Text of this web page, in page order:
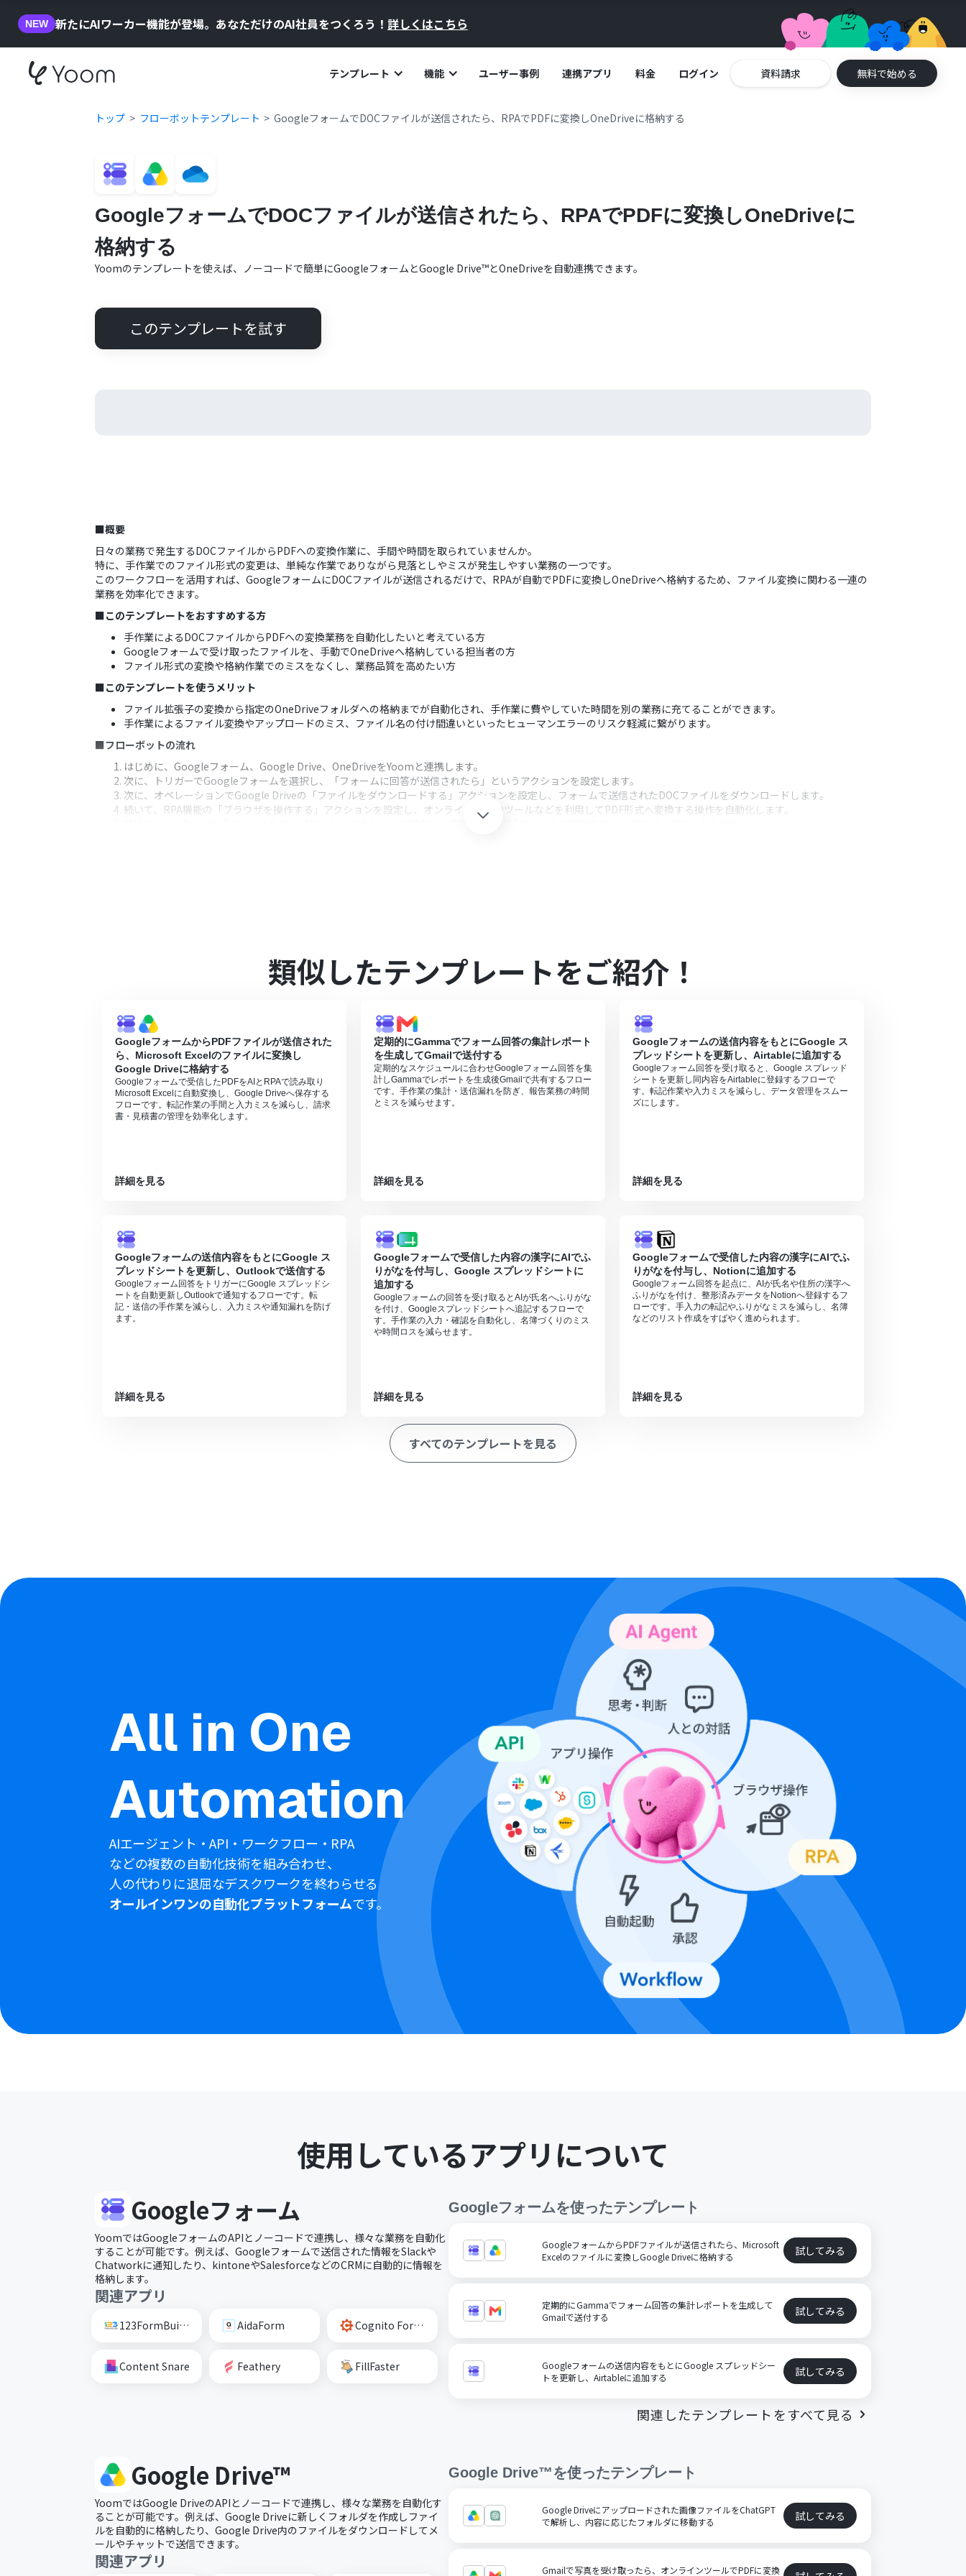
NEW 新たにAIワーカー機能が登場。あなただけのAI社員をつくろう！ 詳しくはこちら
テンプレート 機能 ユーザー事例 連携アプリ 料金 ログイン 資料請求 無料で始める
トップ フローボットテンプレート GoogleフォームでDOCファイルが送信されたら、RPAでPDFに変換しOneDriveに格納する
GoogleフォームでDOCファイルが送信されたら、RPAでPDFに変換しOneDriveに
格納する
Yoomのテンプレートを使えば、ノーコードで簡単にGoogleフォームとGoogle Drive™とOneDriveを自動連携できます。
このテンプレートを試す
■概要
日々の業務で発生するDOCファイルからPDFへの変換作業に、手間や時間を取られていませんか。
特に、手作業でのファイル形式の変更は、単純な作業でありながら見落としやミスが発生しやすい業務の一つです。
このワークフローを活用すれば、GoogleフォームにDOCファイルが送信されるだけで、RPAが自動でPDFに変換しOneDriveへ格納するため、ファイル変換に関わる一連の
業務を効率化できます。
■このテンプレートをおすすめする方
手作業によるDOCファイルからPDFへの変換業務を自動化したいと考えている方
Googleフォームで受け取ったファイルを、手動でOneDriveへ格納している担当者の方
ファイル形式の変換や格納作業でのミスをなくし、業務品質を高めたい方
■このテンプレートを使うメリット
ファイル拡張子の変換から指定のOneDriveフォルダへの格納までが自動化され、手作業に費やしていた時間を別の業務に充てることができます。
手作業によるファイル変換やアップロードのミス、ファイル名の付け間違いといったヒューマンエラーのリスク軽減に繋がります。
■フローボットの流れ
はじめに、Googleフォーム、Google Drive、OneDriveをYoomと連携します。
次に、トリガーでGoogleフォームを選択し、「フォームに回答が送信されたら」というアクションを設定します。
次に、オペレーションでGoogle Driveの「ファイルをダウンロードする」アクションを設定し、フォームで送信されたDOCファイルをダウンロードします。
続いて、RPA機能の「ブラウザを操作する」アクションを設定し、オンラインの変換ツールなどを利用してPDF形式へ変換する操作を自動化します。
Googleフォーム、Google Drive、OneDriveのそれぞれとYoomを連携してください。
https://intercom.help/yoom/ja/articles/6807133
Microsoft365（旧Office365）には、家庭向けプランと一般法人向けプラン（Microsoft365 Business）があり、一般法人向けプランに加入していない場合には認証
に失敗する可能性があります。
トリガーは5分、10分、15分、30分、60分の間隔で起動間隔を選択できます。
プランによって最短の起動間隔が異なりますので、ご注意ください。
ダウンロード可能なファイル容量は最大300MBまでです。アプリの仕様によっては300MB未満になる可能性があるので、ご注意ください。
トリガー、各オペレーションでの取り扱い可能なファイル容量の詳細は下記を参照ください。
https://intercom.help/yoom/ja/articles/9413924
を使用することができます。
ブラウザを操作するオペレーションの設定方法は下記をご参照ください。
類似したテンプレートをご紹介！
GoogleフォームからPDFファイルが送信された
ら、Microsoft Excelのファイルに変換し
Google Driveに格納する
Googleフォームで受信したPDFをAIとRPAで読み取り
Microsoft Excelに自動変換し、Google Driveへ保存する
フローです。転記作業の手間と入力ミスを減らし、請求
書・見積書の管理を効率化します。
詳細を見る
定期的にGammaでフォーム回答の集計レポート
を生成してGmailで送付する
定期的なスケジュールに合わせGoogleフォーム回答を集
計しGammaでレポートを生成後Gmailで共有するフロー
です。手作業の集計・送信漏れを防ぎ、報告業務の時間
とミスを減らせます。
詳細を見る
Googleフォームの送信内容をもとにGoogle ス
プレッドシートを更新し、Airtableに追加する
Googleフォーム回答を受け取ると、Google スプレッド
シートを更新し同内容をAirtableに登録するフローで
す。転記作業や入力ミスを減らし、データ管理をスムー
ズにします。
詳細を見る
Googleフォームの送信内容をもとにGoogle ス
プレッドシートを更新し、Outlookで送信する
Googleフォーム回答をトリガーにGoogle スプレッドシ
ートを自動更新しOutlookで通知するフローです。転
記・送信の手作業を減らし、入力ミスや通知漏れを防げ
ます。
詳細を見る
Googleフォームで受信した内容の漢字にAIでふ
りがなを付与し、Google スプレッドシートに
追加する
Googleフォームの回答を受け取るとAIが氏名へふりがな
を付け、Googleスプレッドシートへ追記するフローで
す。手作業の入力・確認を自動化し、名簿づくりのミス
や時間ロスを減らせます。
詳細を見る
Googleフォームで受信した内容の漢字にAIでふ
りがなを付与し、Notionに追加する
Googleフォーム回答を起点に、AIが氏名や住所の漢字へ
ふりがなを付け、整形済みデータをNotionへ登録するフ
ローです。手入力の転記やふりがなミスを減らし、名簿
などのリスト作成をすばやく進められます。
詳細を見る
すべてのテンプレートを見る
All in One
Automation
AIエージェント・API・ワークフロー・RPA
などの複数の自動化技術を組み合わせ、
人の代わりに退屈なデスクワークを終わらせる
オールインワンの自動化プラットフォームです。
使用しているアプリについて
Googleフォーム
YoomではGoogleフォームのAPIとノーコードで連携し、様々な業務を自動化
することが可能です。例えば、Googleフォームで送信された情報をSlackや
Chatworkに通知したり、kintoneやSalesforceなどのCRMに自動的に情報を
格納します。
関連アプリ
123FormBuilder AidaForm Cognito Forms
Content Snare Feathery FillFaster
Googleフォームを使ったテンプレート
GoogleフォームからPDFファイルが送信されたら、Microsoft
Excelのファイルに変換しGoogle Driveに格納する
試してみる
定期的にGammaでフォーム回答の集計レポートを生成して
Gmailで送付する
試してみる
Googleフォームの送信内容をもとにGoogle スプレッドシー
トを更新し、Airtableに追加する
試してみる
関連したテンプレートをすべて見る
Google Drive™
YoomではGoogle DriveのAPIとノーコードで連携し、様々な業務を自動化す
ることが可能です。例えば、Google Driveに新しくフォルダを作成しファイ
ルを自動的に格納したり、Google Drive内のファイルをダウンロードしてメ
ールやチャットで送信できます。
関連アプリ
Google Drive™を使ったテンプレート
Google Driveにアップロードされた画像ファイルをChatGPT
で解析し、内容に応じたフォルダに移動する
試してみる
Gmailで写真を受け取ったら、オンラインツールでPDFに変換